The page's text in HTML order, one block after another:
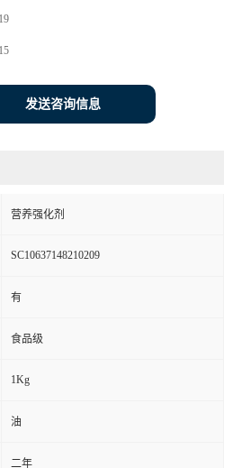
发送咨询信息
营养强化剂
SC10637148210209
有
食品级
1Kg
油
二年